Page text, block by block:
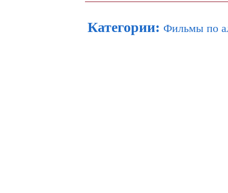
Категории: Фильмы по